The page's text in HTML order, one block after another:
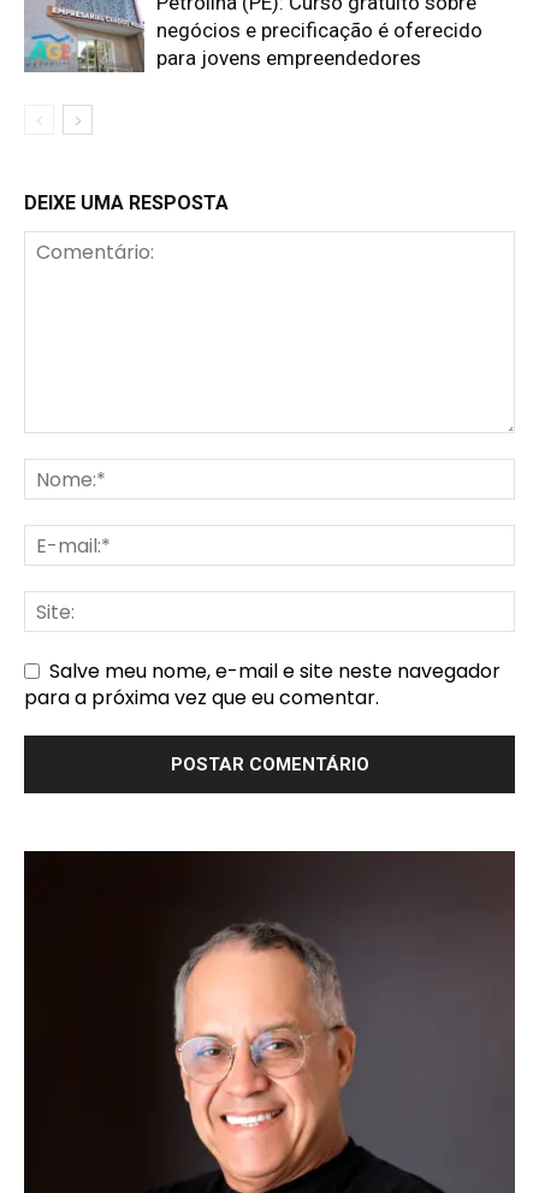
negócios e precificação é oferecido
para jovens empreendedores
DEIXE UMA RESPOSTA
Salve meu nome, e-mail e site neste navegador
para a próxima vez que eu comentar.